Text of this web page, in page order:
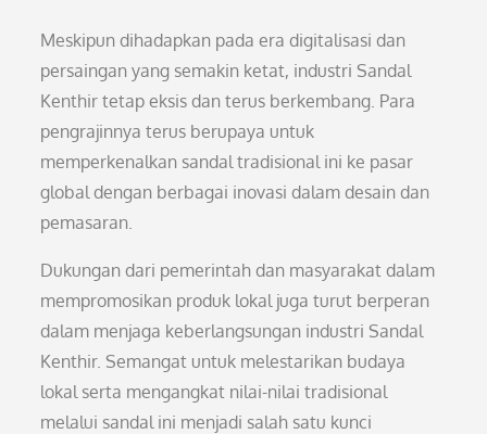
Meskipun dihadapkan pada era digitalisasi dan
persaingan yang semakin ketat, industri Sandal
Kenthir tetap eksis dan terus berkembang. Para
pengrajinnya terus berupaya untuk
memperkenalkan sandal tradisional ini ke pasar
global dengan berbagai inovasi dalam desain dan
pemasaran.
Dukungan dari pemerintah dan masyarakat dalam
mempromosikan produk lokal juga turut berperan
dalam menjaga keberlangsungan industri Sandal
Kenthir. Semangat untuk melestarikan budaya
lokal serta mengangkat nilai-nilai tradisional
melalui sandal ini menjadi salah satu kunci